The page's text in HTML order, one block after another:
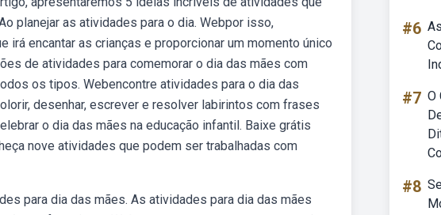
planejar as atividades para o dia. Webpor isso,
encantar as crianças e proporcionar um momento único
de atividades para comemorar o dia das mães com
os tipos. Webencontre atividades para o dia das
desenhar, escrever e resolver labirintos com frases
o dia das mães na educação infantil. Baixe grátis
nove atividades que podem ser trabalhadas com
para dia das mães. As atividades para dia das mães
#6
#7 O
#8